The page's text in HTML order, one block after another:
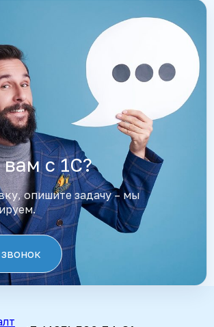
с 1С?
опишите задачу – мы